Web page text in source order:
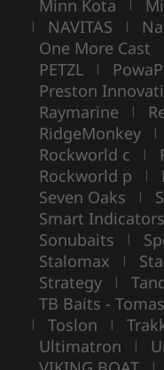
Minn Kota |
| NAVITAS |
One More Cast
PETZL |
Preston
Raymarine |
RidgeMonkey |
Rockworld c |
Rockworld p |
Seven Oaks |
Smart Indicators
Sonubaits |
Stalomax |
Strategy |
TB Baits -
| Toslon |
Ultimatron |
|